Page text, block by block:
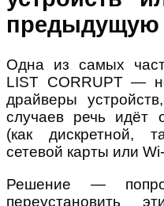
предыдущую
Одна из самых
LIST CORRUPT —
драйверы
случаев речь идёт
(как дискретной,
сетевой карты или
Решение —
переустановить